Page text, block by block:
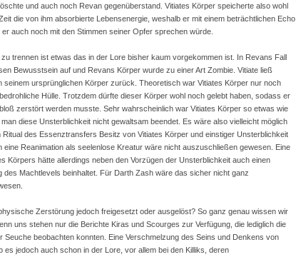
und auch noch Revan gegenüberstand. Vitiates Körper speicherte also wohl
die von ihm absorbierte Lebensenergie, weshalb er mit einem beträchtlichen Echo
auch noch mit den Stimmen seiner Opfer sprechen würde.
trennen ist etwas das in der Lore bisher kaum vorgekommen ist. In Revans Fall
Bewusstsein auf und Revans Körper wurde zu einer Art Zombie. Vitiate ließ
seinem ursprünglichen Körper zurück. Theoretisch war Vitiates Körper nur noch
Hülle. Trotzdem dürfte dieser Körper wohl noch gelebt haben, sodass er
zerstört werden musste. Sehr wahrscheinlich war Vitiates Körper so etwas wie
diese Unsterblichkeit nicht gewaltsam beendet. Es wäre also vielleicht möglich
Ritual des Essenztransfers Besitz von Vitiates Körper und einstiger Unsterblichkeit
eine Reanimation als seelenlose Kreatur wäre nicht auszuschließen gewesen. Eine
Körpers hätte allerdings neben den Vorzügen der Unsterblichkeit auch einen
des Machtlevels beinhaltet. Für Darth Zash wäre das sicher nicht ganz
Zerstörung jedoch freigesetzt oder ausgelöst? So ganz genau wissen wir
uns stehen nur die Berichte Kiras und Scourges zur Verfügung, die lediglich die
Seuche beobachten konnten. Eine Verschmelzung des Seins und Denkens von
es jedoch auch schon in der Lore, vor allem bei den Killiks, deren